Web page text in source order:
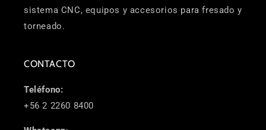
sistema CNC, equipos y accesorios para fresado y
torneado.
CONTACTO
Teléfono:
+56 2 2260 8400